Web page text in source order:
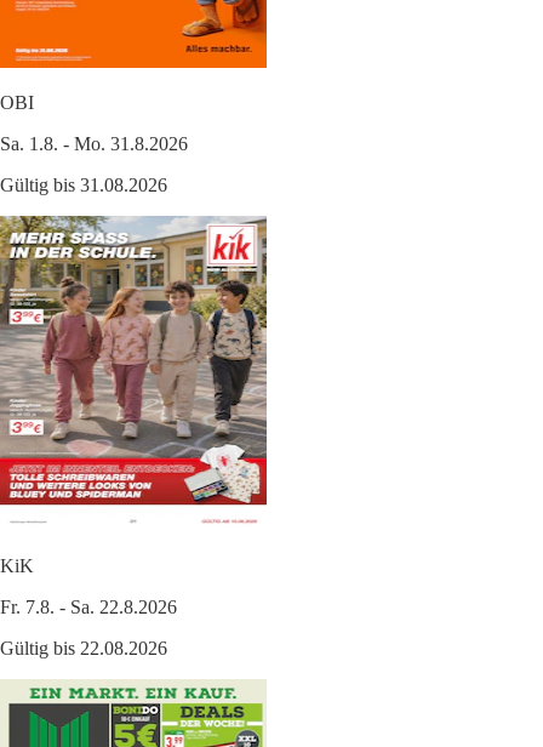
OBI
Sa. 1.8. - Mo. 31.8.2026
Gültig bis 31.08.2026
KiK
Fr. 7.8. - Sa. 22.8.2026
Gültig bis 22.08.2026